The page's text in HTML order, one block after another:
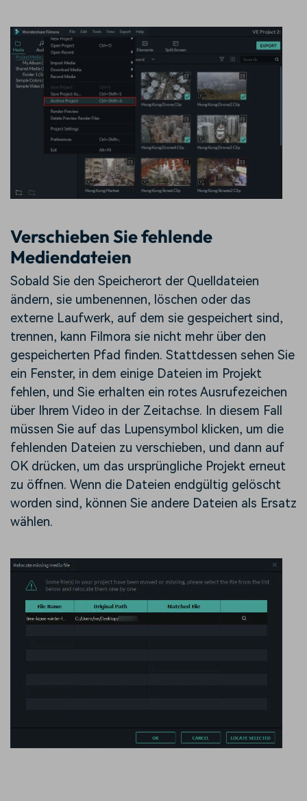
Verschieben Sie fehlende
Mediendateien
Sobald Sie den Speicherort der Quelldateien
ändern, sie umbenennen, löschen oder das
externe Laufwerk, auf dem sie gespeichert sind,
trennen, kann Filmora sie nicht mehr über den
gespeicherten Pfad finden. Stattdessen sehen Sie
ein Fenster, in dem einige Dateien im Projekt
fehlen, und Sie erhalten ein rotes Ausrufezeichen
über Ihrem Video in der Zeitachse. In diesem Fall
müssen Sie auf das Lupensymbol klicken, um die
fehlenden Dateien zu verschieben, und dann auf
OK drücken, um das ursprüngliche Projekt erneut
zu öffnen. Wenn die Dateien endgültig gelöscht
worden sind, können Sie andere Dateien als Ersatz
wählen.